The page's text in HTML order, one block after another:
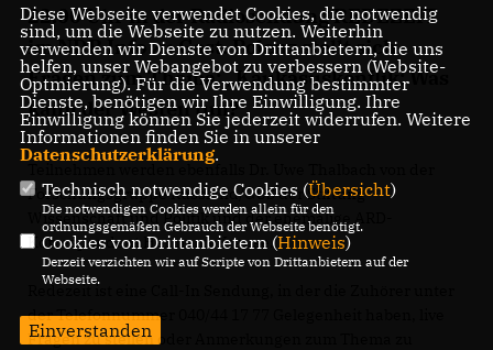
22.00 Uhr in der Radiosendung REDEZEIT
im NDR Info zu Gast. Polenz stellt sich
Fragen zum Thema: „Kaukasuskonflik: Was
kann der Westen tun?
Teilnehmen werden ebenfalls Dr. Uwe Thalbach von der
Forschungsgruppe Russland/GUS der Stiftung
Wissenschaft und Politik und der ehemalige ARD-
Korrespondent Hermann Krause.
Redezeit ist eine Call-In Sendung, in der die Zuhörer unter
der Telefonnummer 040/44 17 77 Gelegenheit haben, live
Fragen zu stellen oder Anmerkungen zum Thema zu
Diese Webseite verwendet Cookies, die notwendig
sind, um die Webseite zu nutzen. Weiterhin
verwenden wir Dienste von Drittanbietern, die uns
helfen, unser Webangebot zu verbessern (Website-
Optmierung). Für die Verwendung bestimmter
Dienste, benötigen wir Ihre Einwilligung. Ihre
Einwilligung können Sie jederzeit widerrufen. Weitere
Informationen finden Sie in unserer
Datenschutzerklärung.
Technisch notwendige Cookies (Übersicht)
Die notwendigen Cookies werden allein für den
ordnungsgemäßen Gebrauch der Webseite benötigt.
Cookies von Drittanbietern (Hinweis)
Derzeit verzichten wir auf Scripte von Drittanbietern auf der
Webseite.
Einverstanden